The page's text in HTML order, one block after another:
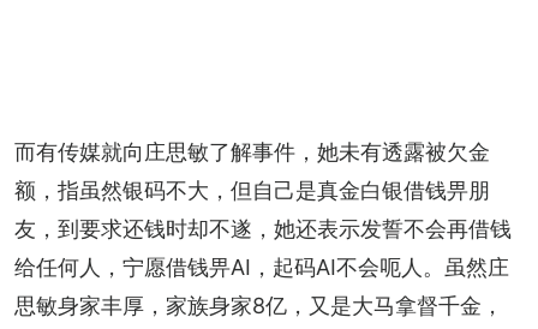
而有传媒就向庄思敏了解事件，她未有透露被欠金
额，指虽然银码不大，但自己是真金白银借钱畀朋
友，到要求还钱时却不遂，她还表示发誓不会再借钱
给任何人，宁愿借钱畀AI，起码AI不会呃人。虽然庄
思敏身家丰厚，家族身家8亿，又是大马拿督千金，